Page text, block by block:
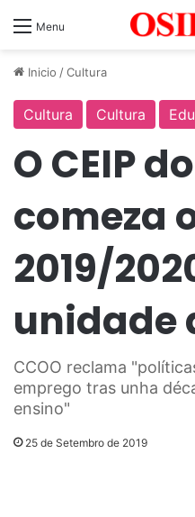
Menu
Inicio /Cultura
Cultura Cultura
O CEIP
comeza
2019/
unidade
CCOO reclama
emprego tras unha
ensino"
25 de Setembro de 2019